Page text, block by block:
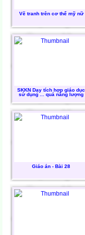
Vẽ tranh trên cơ thể mỹ nữ
SKKN Dạy tích hợp giáo dục
sử dụng ... quả năng lượng
Giáo án - Bài 28